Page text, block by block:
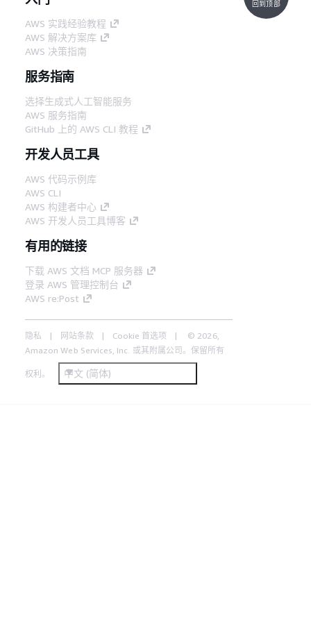
AWS 实践经验教程
AWS 解决方案库
AWS 决策指南
服务指南
选择生成式人工智能服务
AWS 服务指南
GitHub 上的 AWS CLI 教程
开发人员工具
AWS 代码示例库
AWS CLI
AWS 构建者中心
AWS 开发人员工具博客
有用的链接
下载 AWS 文档 MCP 服务器
登录 AWS 管理控制台
AWS re:Post
隐私 网站条款 Cookie 首选项
© 2026,
Amazon Web Services, Inc. 或其附属公司。保留所有
权利。 中文 (简体)
回到顶部